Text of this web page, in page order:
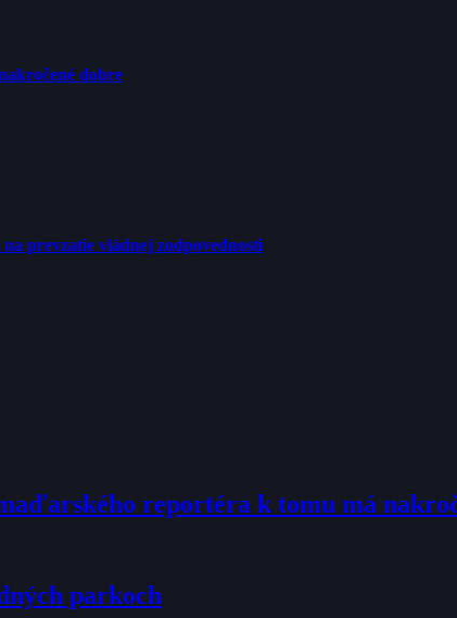
dobre
prevzatie vládnej zodpovednosti
reportéra k tomu má
parkoch